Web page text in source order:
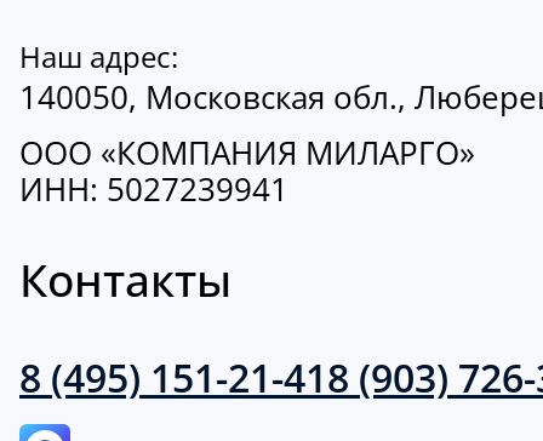
Наш адрес:
140050, Московская обл.,
ООО «КОМПАНИЯ МИЛАРГО»
ИНН: 5027239941
Контакты
8 (495) 151-21-418 (903)